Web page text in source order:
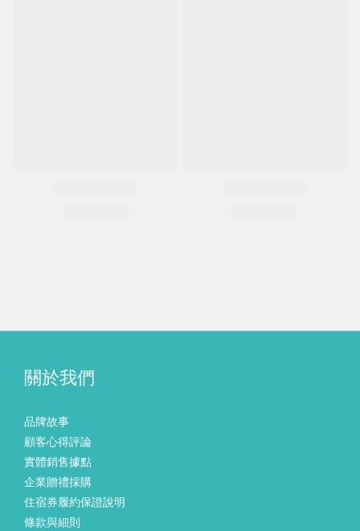
關於我們
品牌故事
顧客心得評論
實體銷售據點
企業贈禮採購
住宿券履約保證說明
條款與細則